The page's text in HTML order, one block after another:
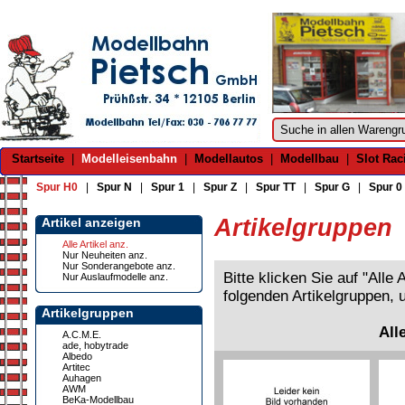
Startseite Modelleisenbahn Modellautos Modellbau Slot
Spur H0 Spur N Spur 1 Spur Z Spur TT| Spur G Spur 0
Artikel anzeigen
Alle Artikel anz.
Nur Neuheiten anz.
Nur Sonderangebote anz.
Nur Auslaufmodelle anz.
Artikelgruppen
A.C.M.E.
ade, hobytrade
Albedo
Artitec
Auhagen
AWM
BeKa-Modellbau
Artikelgruppen
Bitte klicken Sie auf "Alle
folgenden Artikelgruppen,